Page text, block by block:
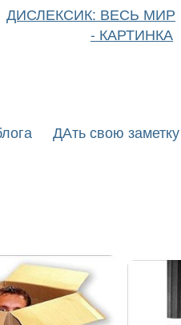
ДИСЛЕКСИК: ВЕСЬ МИР
- КАРТИНКА
ДАть свою заметку